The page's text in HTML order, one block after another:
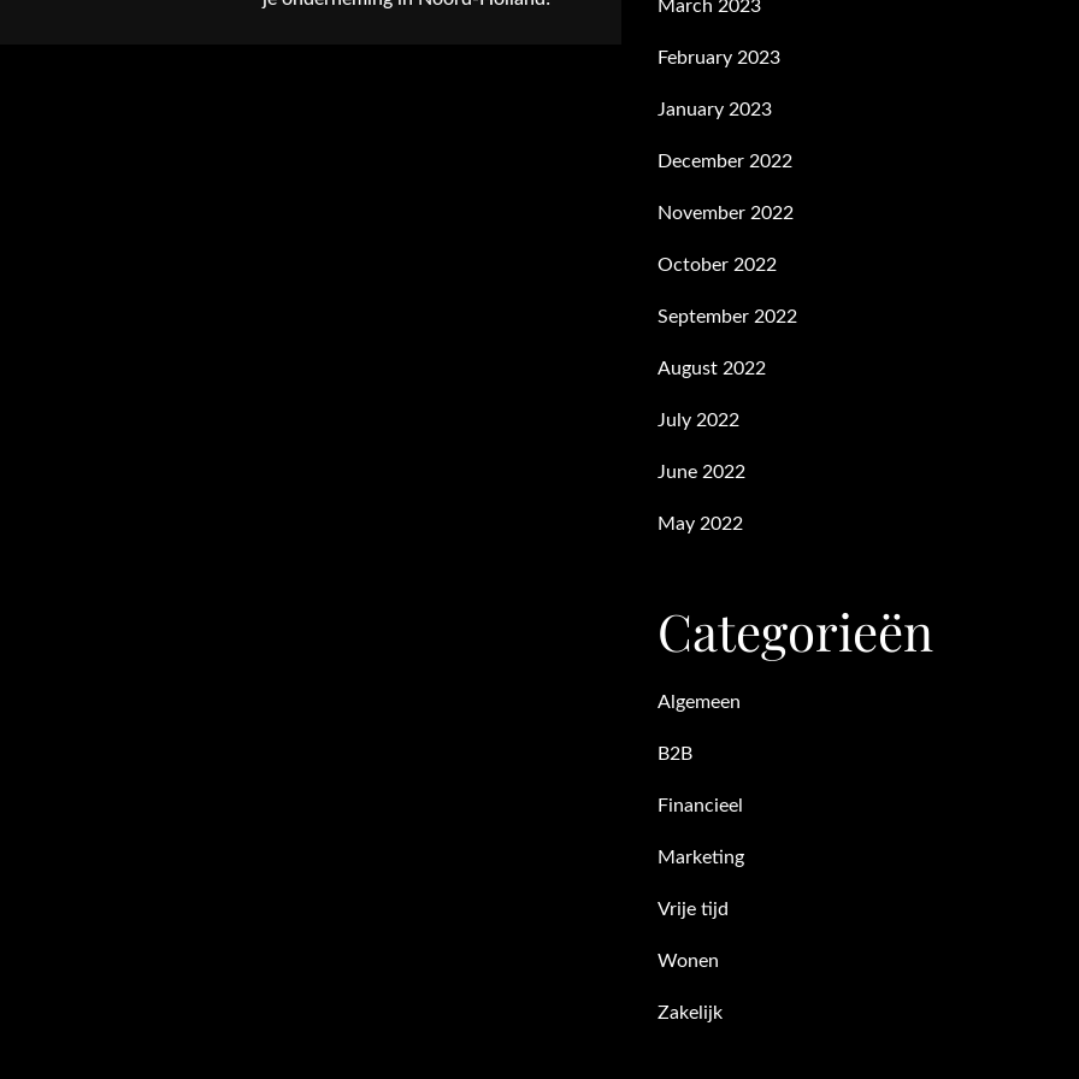
March 2023
February 2023
January 2023
December 2022
November 2022
October 2022
September 2022
August 2022
July 2022
June 2022
May 2022
Categorieën
Algemeen
B2B
Financieel
Marketing
Vrije tijd
Wonen
Zakelijk